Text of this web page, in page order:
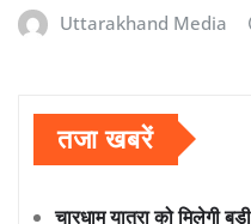
Uttarakhand Media
तजा खबरें
चारधाम यात्रा को मिलेगी